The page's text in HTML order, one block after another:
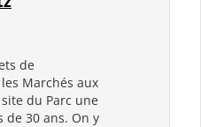
de
Marchés aux
du Parc une
30 ans. On y